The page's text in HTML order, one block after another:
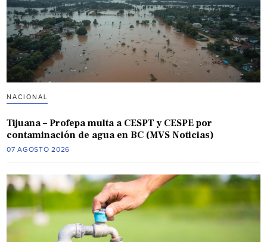
NACIONAL
Tijuana – Profepa multa a CESPT y CESPE por
contaminación de agua en BC (MVS Noticias)
07 AGOSTO 2026